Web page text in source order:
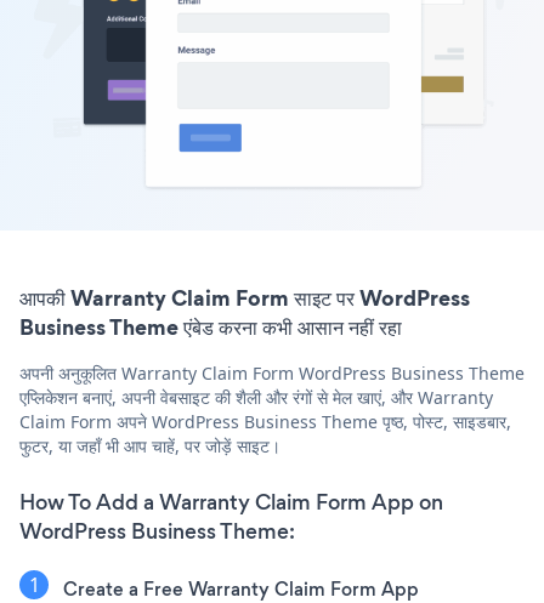
आपकी Warranty Claim Form साइट पर WordPress
Business Theme एंबेड करना कभी आसान नहीं रहा
अपनी अनुकूलित Warranty Claim Form WordPress Business Theme
एप्लिकेशन बनाएं, अपनी वेबसाइट की शैली और रंगों से मेल खाएं, और Warranty
Claim Form अपने WordPress Business Theme पृष्ठ, पोस्ट, साइडबार,
फुटर, या जहाँ भी आप चाहें, पर जोड़ें साइट।
How To Add a Warranty Claim Form App on
WordPress Business Theme:
Create a Free Warranty Claim Form App